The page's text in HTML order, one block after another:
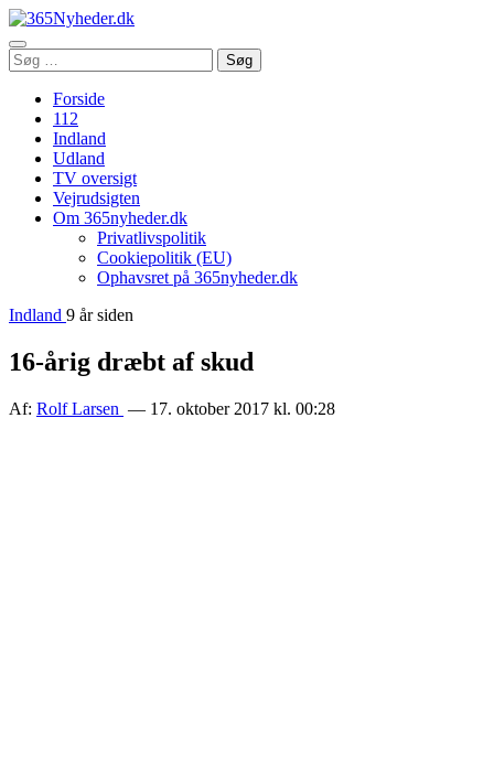
Åbn
menu
Søg
efter:
Søg
Forside
112
Indland
Udland
TV oversigt
Vejrudsigten
Om 365nyheder.dk
Privatlivspolitik
Cookiepolitik (EU)
Ophavsret på 365nyheder.dk
Indland 9 år siden
16-årig dræbt af skud
Af: Rolf Larsen — 17. oktober 2017 kl. 00:28